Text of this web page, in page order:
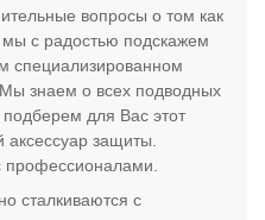
вопросы о том как
с радостью подскажем
специализированном
знаем о всех подводных
для Вас этот
защиты.
профессионалами.
сталкиваются с